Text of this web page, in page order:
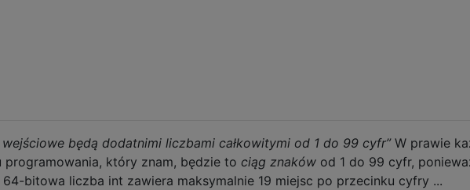
wejściowe będą dodatnimi liczbami całkowitymi od 1 do 99 cyfr”W prawie
programowania, który znam, będzie to ciąg znaków od 1 do 99 cyfr,
64-bitowa liczba int zawiera maksymalnie 19 miejsc po przecinku cyfry ...